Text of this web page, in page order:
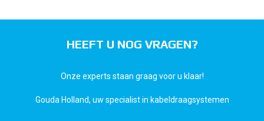
HEEFT U NOG VRAGEN?
Onze experts staan graag voor u klaar!
Gouda Holland, uw specialist in kabeldraagsystemen